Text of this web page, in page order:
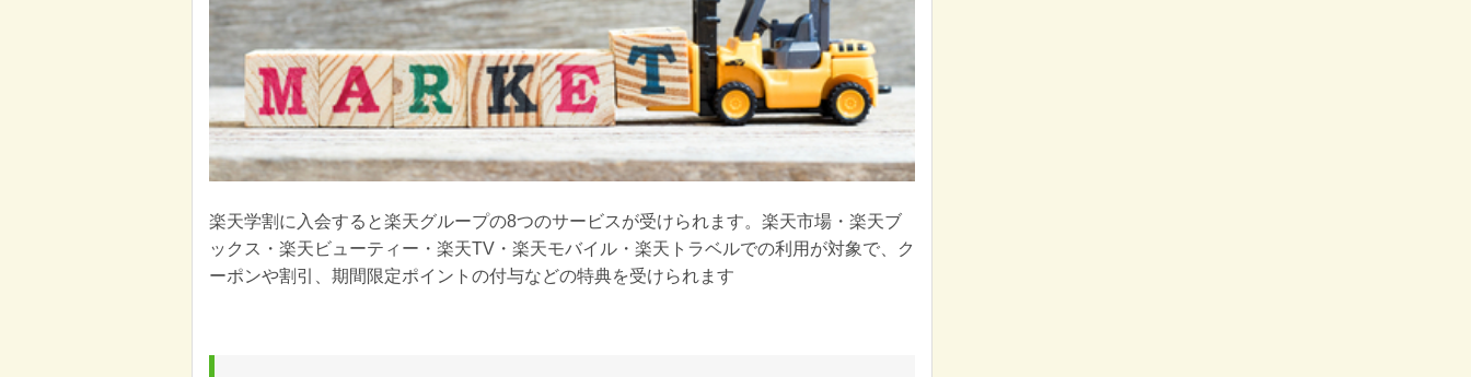
楽天学割に入会すると楽天グループの8つのサービスが受けられます。楽天市場・楽天ブ
ックス・楽天ビューティー・楽天TV・楽天モバイル・楽天トラベルでの利用が対象で、ク
ーポンや割引、期間限定ポイントの付与などの特典を受けられます